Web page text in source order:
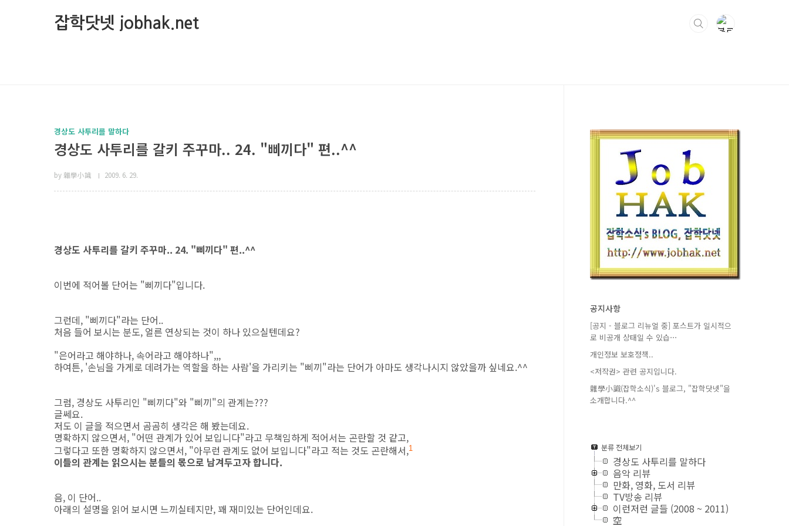
잡학닷넷 jobhak.net
경상도 사투리를 말하다
경상도 사투리를 갈키 주꾸마.. 24. "삐끼다" 편..^^
by 雜學小識 2009. 6. 29.
경상도 사투리를 갈키 주꾸마.. 24. "삐끼다" 편..^^
이번에 적어볼 단어는 "삐끼다"입니다.
그런데, "삐끼다"라는 단어..
처음 들어 보시는 분도, 얼른 연상되는 것이 하나 있으실텐데요?
"은어라고 해야하나, 속어라고 해야하나",,,
하여튼, '손님을 가게로 데려가는 역할을 하는 사람'을 가리키는 "삐끼"라는 단어가 아마도 생각나시지 않았을까 싶네요.^^
그럼, 경상도 사투리인 "삐끼다"와 "삐끼"의 관계는???
글쎄요.
저도 이 글을 적으면서 곰곰히 생각은 해 봤는데요.
명확하지 않으면서, "어떤 관계가 있어 보입니다"라고 무책임하게 적어서는 곤란할 것 같고,
그렇다고 또한 명확하지 않으면서, "아무런 관계도 없어 보입니다"라고 적는 것도 곤란해서,1
이들의 관계는 읽으시는 분들의 몫으로 남겨두고자 합니다.
음, 이 단어..
아래의 설명을 읽어 보시면 느끼실테지만, 꽤 재미있는 단어인데요.
공지사항
[공지 - 블로그 리뉴얼 중] 포스트가 일시적으
로 비공개 상태일 수 있습⋯
개인정보 보호정책..
<저작권> 관련 공지입니다.
雜學小識(잡학소식)'s 블로그, "잡학닷넷"을
소개합니다.^^
분류 전체보기
경상도 사투리를 말하다
음악 리뷰
만화, 영화, 도서 리뷰
TV방송 리뷰
이런저런 글들 (2008 ~ 2011)
空